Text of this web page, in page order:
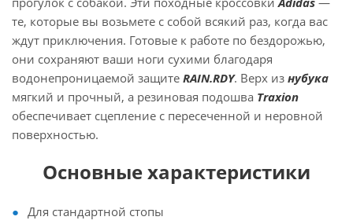
те, которые вы возьмете с собой всякий раз, когда вас
ждут приключения. Готовые к работе по бездорожью,
они сохраняют ваши ноги сухими благодаря
водонепроницаемой защите RAIN.RDY. Верх из нубука
мягкий и прочный, а резиновая подошва Traxion
обеспечивает сцепление с пересеченной и неровной
поверхностью.
Основные характеристики
Для стандартной стопы